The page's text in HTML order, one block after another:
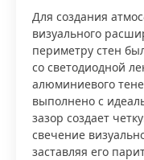
Для создания
визуального
периметру стен
со светодиодной
алюминиевого
выполнено с
зазор создает
свечение
заставляя его